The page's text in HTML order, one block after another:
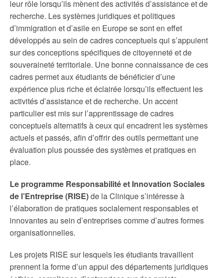
leur rôle lorsqu’ils mènent des activités d’assistance et de
recherche. Les systèmes juridiques et politiques
d’immigration et d’asile en Europe se sont en effet
développés au sein de cadres conceptuels qui s’appuient
sur des conceptions spécifiques de citoyenneté et de
souveraineté territoriale. Une bonne connaissance de ces
cadres permet aux étudiants de bénéficier d’une
expérience plus riche et éclairée lorsqu’ils effectuent les
activités d’assistance et de recherche. Un accent
particulier est mis sur l’apprentissage de cadres
conceptuels alternatifs à ceux qui encadrent les systèmes
actuels et passés, afin d’offrir des outils permettant une
évaluation plus poussée des systèmes et pratiques en
place.
Le programme Responsabilité et Innovation Sociales
de l’Entreprise (RISE)de la Clinique s’intéresse à
l’élaboration de pratiques socialement responsables et
innovantes au sein d’entreprises comme d’autres formes
organisationnelles.
Les projets RISE sur lesquels les étudiants travaillent
prennent la forme d’un appui des départements juridiques